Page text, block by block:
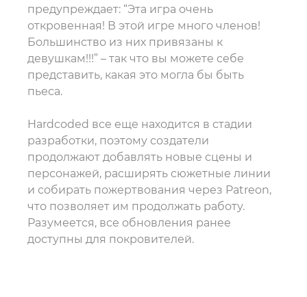
предупреждает: “Эта игра очень
откровенная! В этой игре много членов!
Большинство из них привязаны к
девушкам!!!” – так что вы можете себе
представить, какая это могла бы быть
пьеса.
Hardcoded все еще находится в стадии
разработки, поэтому создатели
продолжают добавлять новые сцены и
персонажей, расширять сюжетные линии
и собирать пожертвования через Patreon,
что позволяет им продолжать работу.
Разумеется, все обновления ранее
доступны для покровителей.